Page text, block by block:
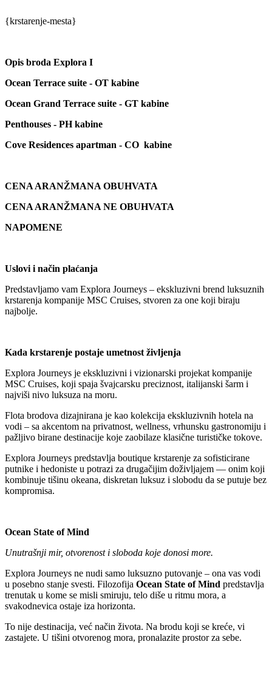
{krstarenje-mesta}
Opis broda Explora I
Ocean Terrace suite - OT kabine
Ocean Grand Terrace suite - GT kabine
Penthouses - PH kabine
Cove Residences apartman - CO kabine
CENA ARANŽMANA OBUHVATA
CENA ARANŽMANA NE OBUHVATA
NAPOMENE
Uslovi i način plaćanja
Predstavljamo vam Explora Journeys – ekskluzivni brend luksuznih
krstarenja kompanije MSC Cruises, stvoren za one koji biraju
najbolje.
Kada krstarenje postaje umetnost življenja
Explora Journeys je ekskluzivni i vizionarski projekat kompanije
MSC Cruises, koji spaja švajcarsku preciznost, italijanski šarm i
najviši nivo luksuza na moru.
Flota brodova dizajnirana je kao kolekcija ekskluzivnih hotela na
vodi – sa akcentom na privatnost, wellness, vrhunsku gastronomiju i
pažljivo birane destinacije koje zaobilaze klasične turističke tokove.
Explora Journeys predstavlja boutique krstarenje za sofisticirane
putnike i hedoniste u potrazi za drugačijim doživljajem — onim koji
kombinuje tišinu okeana, diskretan luksuz i slobodu da se putuje bez
kompromisa.
Ocean State of Mind
Unutrašnji mir, otvorenost i sloboda koje donosi more.
Explora Journeys ne nudi samo luksuzno putovanje – ona vas vodi
u posebno stanje svesti. Filozofija Ocean State of Mind predstavlja
trenutak u kome se misli smiruju, telo diše u ritmu mora, a
svakodnevica ostaje iza horizonta.
To nije destinacija, već način života. Na brodu koji se kreće, vi
zastajete. U tišini otvorenog mora, pronalazite prostor za sebe.